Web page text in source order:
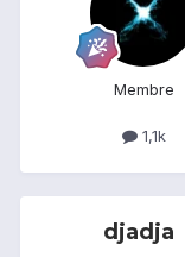
Membre
1,1k
djadja